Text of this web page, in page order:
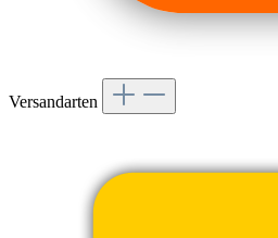
Versandarten